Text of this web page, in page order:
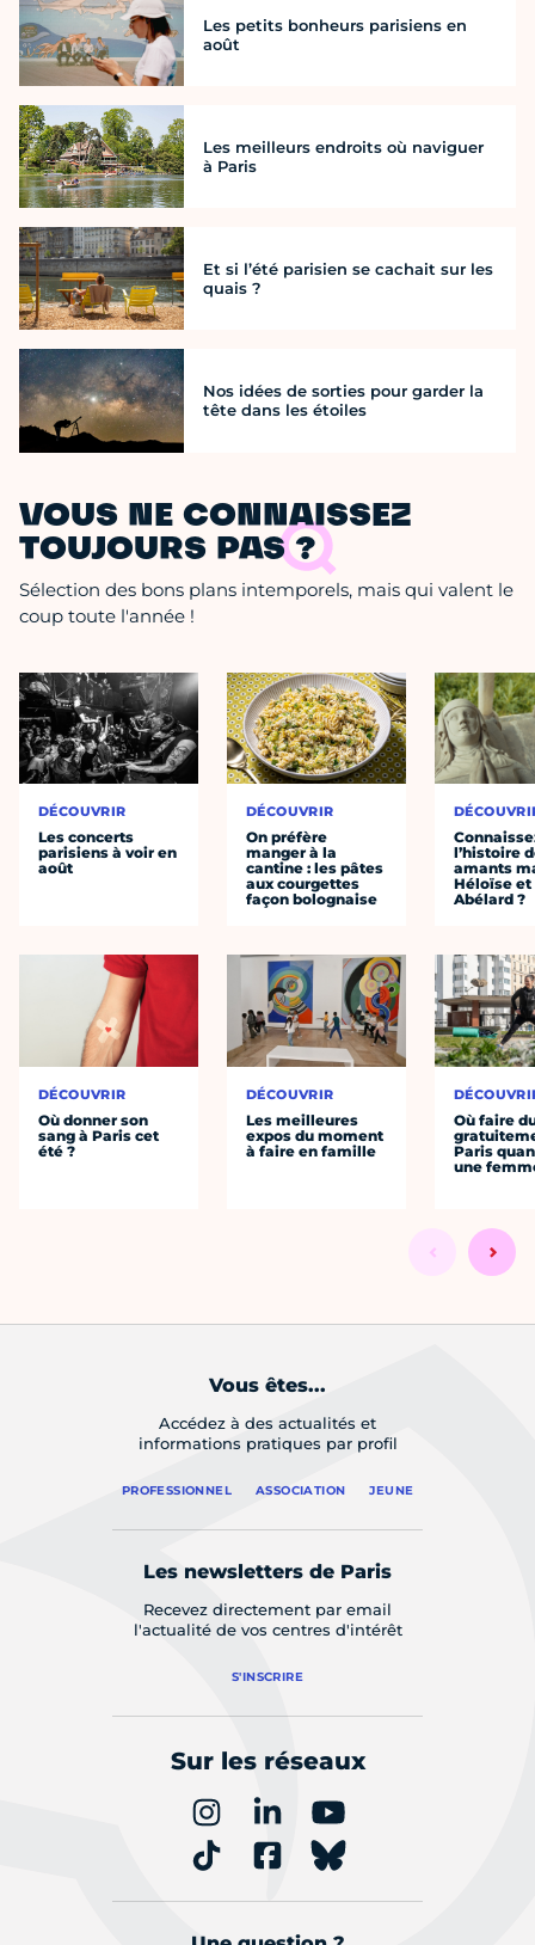
Les petits bonheurs parisiens en
août
Les meilleurs endroits où naviguer
à Paris
Et si l’été parisien se cachait sur les
quais ?
Nos idées de sorties pour garder la
tête dans les étoiles
VOUS NE CONNAISSEZ
TOUJOURS PAS ?
Sélection des bons plans intemporels, mais qui valent le
coup toute l'année !
DÉCOUVRIR
Les concerts
parisiens à voir en
août
DÉCOUVRIR
Où donner son
sang à Paris cet
été ?
DÉCOUVRIR
On préfère
manger à la
cantine : les pâtes
aux courgettes
façon bolognaise
DÉCOUVRIR
Les meilleures
expos du moment
à faire en famille
l’histoire
amants
Héloïse et
Abélard ?
Où faire
Paris
une
Vous êtes...
Accédez à des actualités et
informations pratiques par profil
PROFESSIONNEL ASSOCIATION JEUNE
Les newsletters de Paris
Recevez directement par email
l'actualité de vos centres d'intérêt
S'INSCRIRE
Sur les réseaux